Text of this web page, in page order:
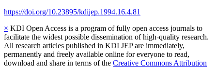
https://doi.org/10.23895/kdijep.1994.16.4.81
× KDI Open Access is a program of fully open access journals to
facilitate the widest possible dissemination of high-quality research.
All research articles published in KDI JEP are immediately,
permanently and freely available online for everyone to read,
download and share in terms of the Creative Commons Attribution